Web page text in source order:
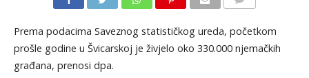
Prema podacima Saveznog statističkog ureda, početkom
prošle godine u Švicarskoj je živjelo oko 330.000 njemačkih
građana, prenosi dpa.